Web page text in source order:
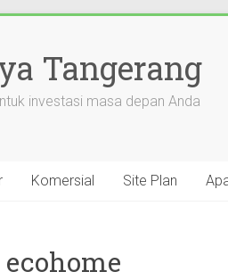
Tangerang
investasi masa depan Anda
Komersial Site Plan